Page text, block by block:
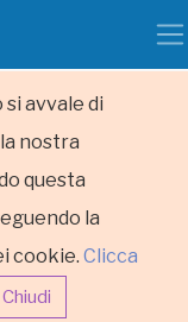
avvale di
nostra
questa
la
cookie. Clicca
Chiudi